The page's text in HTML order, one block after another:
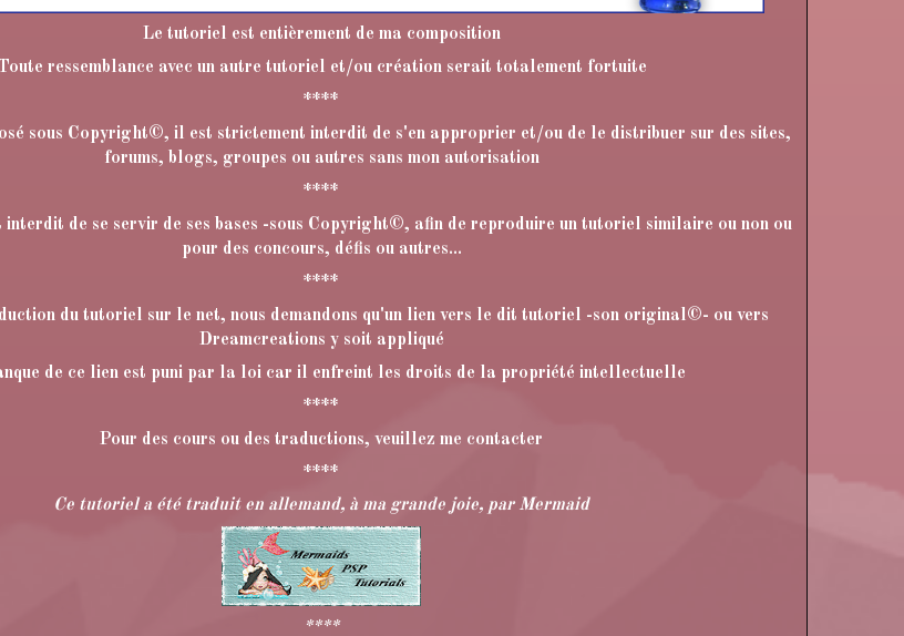
Le tutoriel est entièrement de ma composition
ressemblance avec un autre tutoriel et/ou création serait totalement fortuite
****
sous Copyright©, il est strictement interdit de s'en approprier et/ou de le distribuer sur des sites,
forums, blogs, groupes ou autres sans mon autorisation
****
de se servir de ses bases -sous Copyright©, afin de reproduire un tutoriel similaire ou non ou
pour des concours, défis ou autres...
****
du tutoriel sur le net, nous demandons qu'un lien vers le dit tutoriel -son original©- ou vers
Dreamcreations y soit appliqué
de ce lien est puni par la loi car il enfreint les droits de la propriété intellectuelle
****
Pour des cours ou des traductions, veuillez me contacter
****
Ce tutoriel a été traduit en allemand, à ma grande joie, par Mermaid
****